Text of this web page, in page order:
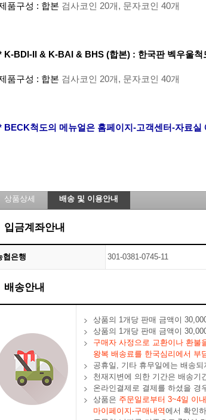
품구성 : 합본 검사코인 20개, 문자코인 40개
K-BDI-II & K-BAI & BHS (합본) : 한국판 벡우울
품구성 : 합본 검사코인 20개, 문자코인 40개
BECK척도의 메뉴얼은홈페이지-고객센터-자료실
상품상세 배송 및 이용안내
입금계좌안내
협은행 301-0381-0745-11
배송안내
상품의 1개당 판매 금액이
상품의 1개당 판매 금액이
구매자 사정으로 교환이나 환불
왕복 배송료를 한국심리에서 부
공휴일, 기타 휴무일에는 배송
천재지변에 의한 기간은 배송기
온라인결제로 결제를 하셨을 경
상품은 주문일로부터 3~4일 이
마이페이지-구매내역에서 확인